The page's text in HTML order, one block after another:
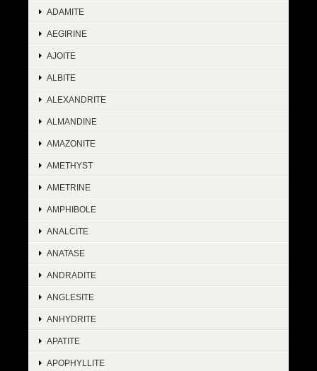
ADAMITE
AEGIRINE
AJOITE
ALBITE
ALEXANDRITE
ALMANDINE
AMAZONITE
AMETHYST
AMETRINE
AMPHIBOLE
ANALCITE
ANATASE
ANDRADITE
ANGLESITE
ANHYDRITE
APATITE
APOPHYLLITE